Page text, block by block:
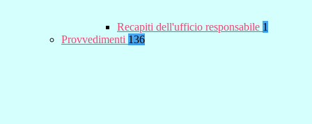
Recapiti dell'ufficio responsabile 1
Provvedimenti 136